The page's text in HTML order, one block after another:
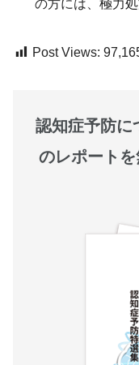
の方には、極力
Post Views:
認知症予防に
のレポートを